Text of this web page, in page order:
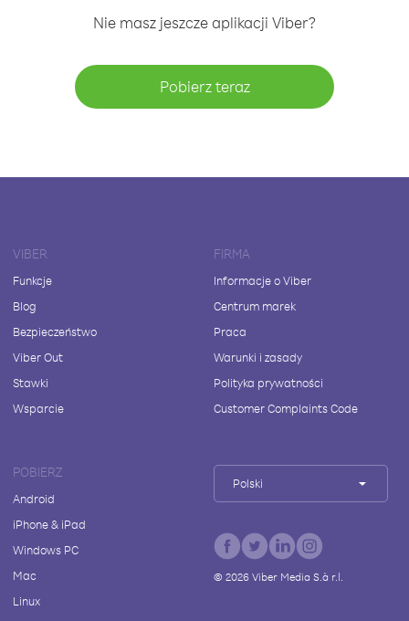
Nie masz jeszcze aplikacji Viber?
Pobierz teraz
VIBER
Funkcje
Blog
Bezpieczeństwo
Viber Out
Stawki
Wsparcie
FIRMA
Informacje o Viber
Centrum marek
Praca
Warunki i zasady
Polityka prywatności
Customer Complaints Code
POBIERZ
Android
iPhone & iPad
Windows PC
Mac
Linux
Polski
© 2026Viber Media S.à r.l.